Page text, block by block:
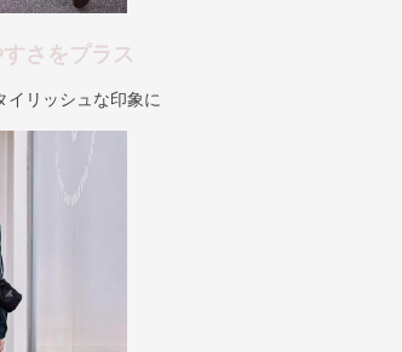
さをプラス
イリッシュな印象に